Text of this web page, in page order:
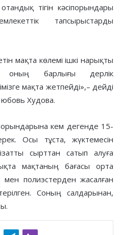
тігін кәсіпорындары
тапсырыстарды
мақта көлемі ішкі нарықты
барлығы дерлік
мақта жетпейді»,– дейді
Худова.
кем дегенде 15-
Осы тұста, жүктемесін
сырттан сатып алуға
мақтаның бағасы орта
полиэстерден жасалған
Соның салдарынан,